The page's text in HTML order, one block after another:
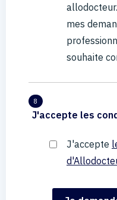
mes
souhaite
8
J'accepte les
J'accepte